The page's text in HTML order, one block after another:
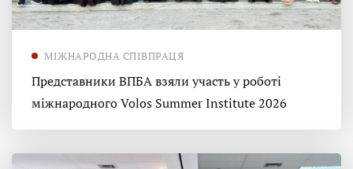
МІЖНАРОДНА СПІВПРАЦЯ
Представники ВПБА взяли участь у роботі
міжнародного Volos Summer Institute 2026